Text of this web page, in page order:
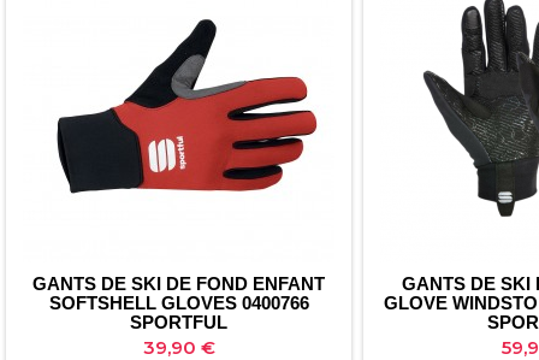
GANTS DE SKI DE FOND ENFANT
SOFTSHELL GLOVES 0400766
SPORTFUL
Prix
39,90 €
GANTS DE SKI
GLOVE
Prix